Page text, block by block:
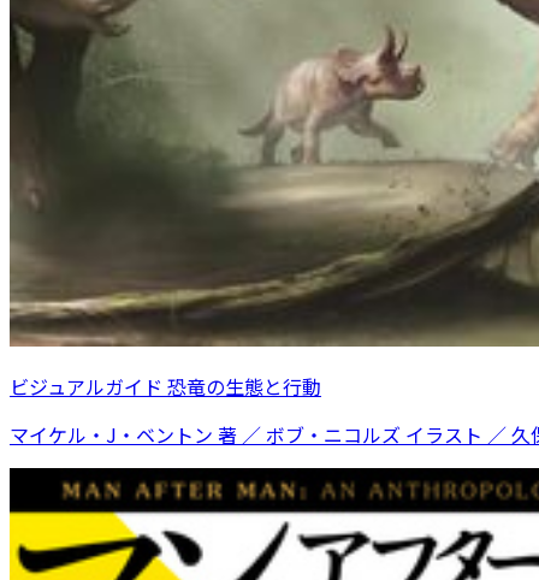
ビジュアルガイド 恐竜の生態と行動
マイケル・J・ベントン 著 ／ ボブ・ニコルズ イラスト ／